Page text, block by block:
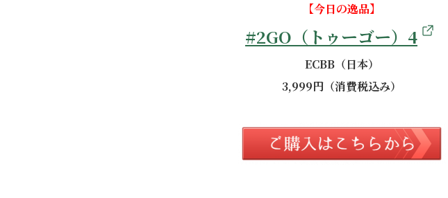
【今日の逸品】
#2GO（トゥーゴー）4
ECBB（日本）
3,999円（消費税込み）